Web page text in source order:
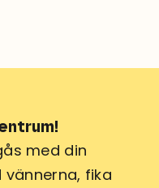
med din
fika